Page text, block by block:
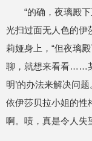
“的确，夜璃殿
光扫过面无人色的伊
莉娅身上，“但夜璃
聊，就想来看看……
明’的办法来解决问
依伊莎贝拉小姐的性
啊。啧，真是令人